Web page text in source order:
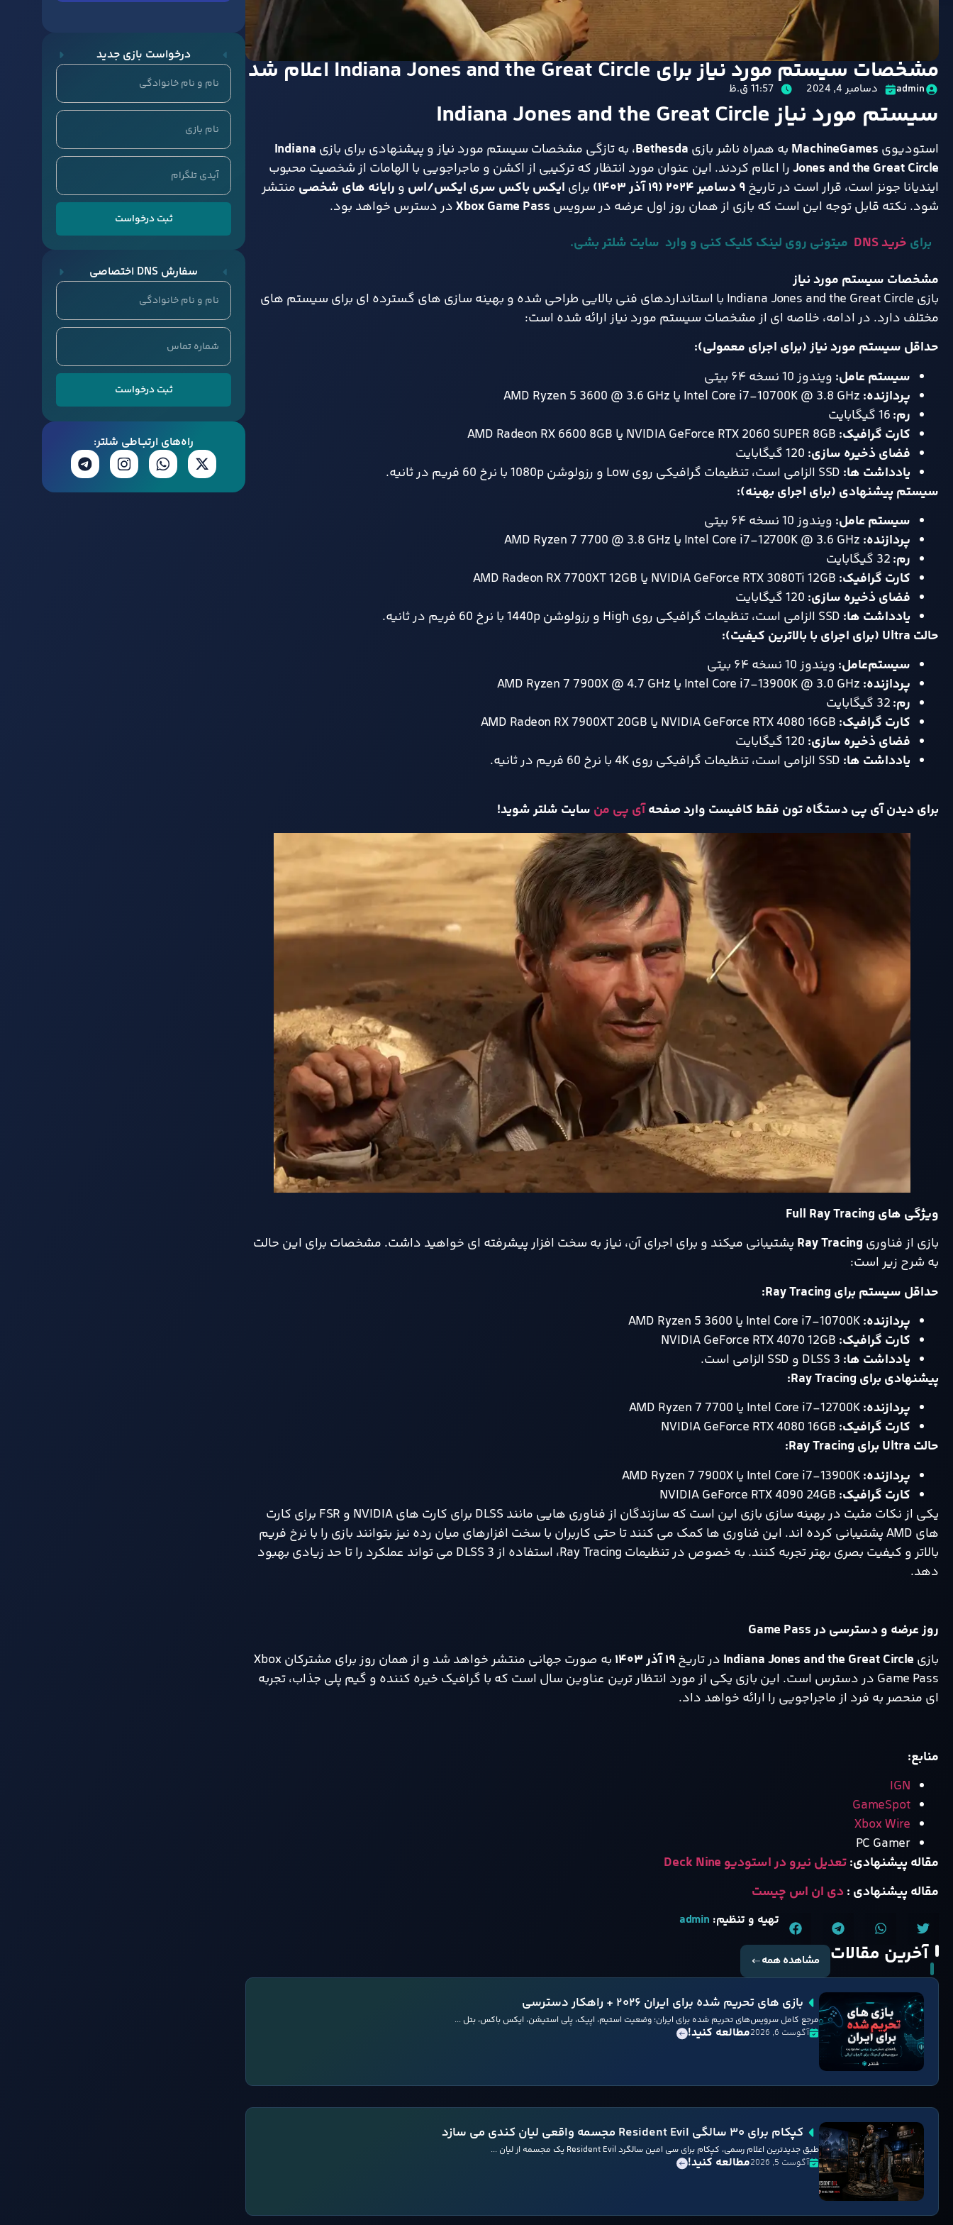
مشخصات سیستم مورد نیاز برای Indiana Jones and the Great Circle اعلام شد
admin دسامبر 4, 2024 11:57 ق.ظ
سیستم مورد نیازIndiana Jones and the Great Circle
استودیوی MachineGames به همراه ناشر بازی Bethesda، به‌ تازگی مشخصات سیستم مورد نیاز و پیشنهادی برای بازی Indiana
Jones and the Great Circleرا اعلام کردند. این عنوان مورد انتظار که ترکیبی از اکشن و ماجراجویی با الهامات از شخصیت محبوب
ایندیانا جونز است، قرار است در تاریخ۹دسامبر۲۰۲۴ (۱۹ آذر۱۴۰۳) برای ایکس‌ باکس سری ایکس/اس و رایانه‌ های شخصی منتشر
شود. نکته قابل توجه این است که بازی از همان روز اول عرضه در سرویس Xbox Game Passدر دسترس خواهد بود.
برای خرید DNS
میتونی روی لینک کلیک کنی و وارد سایت شلتر بشی.
مشخصات سیستم مورد نیاز
بازی Indiana Jones and the Great Circle با استانداردهای فنی بالایی طراحی شده و بهینه‌ سازی‌ های گسترده‌ ای برای سیستم‌ های
مختلف دارد. در ادامه، خلاصه‌ ای از مشخصات سیستم مورد نیاز ارائه شده است:
حداقل سیستم مورد نیاز (برای اجرای معمولی):
سیستم‌ عامل: ویندوز 10 نسخه ۶۴ بیتی
پردازنده:
رم:
کارت گرافیک:
فضای ذخیره‌ سازی:
یادداشت‌ ها:
سیستم پیشنهادی (برای اجرای بهینه):
سیستم‌ عامل: ویندوز 10 نسخه ۶۴ بیتی
پردازنده:
رم:
کارت گرافیک:
فضای ذخیره‌ سازی:
یادداشت‌ ها:
حالت
برای اجرای با بالاترین کیفیت):
سیستم‌عامل: ویندوز 10 نسخه ۶۴ بیتی
پردازنده:
رم:
کارت گرافیک:
فضای ذخیره‌ سازی:
یادداشت‌ ها:
برای دیدن آی پی دستگاه تون فقط کافیست وارد صفحهآی پی من سایت شلتر شوید!
ویژگی‌ های
بازی از فناوری Ray Tracing پشتیبانی میکند و برای اجرای آن، نیاز به سخت‌ افزار پیشرفته‌ ای خواهید داشت. مشخصات برای این حالت
به شرح زیر است:
حداقل سیستم برای
پردازنده:
کارت گرافیک:
یادداشت‌ ها:
پیشنهادی برای
پردازنده:
کارت گرافیک:
حالت
برای
پردازنده:
کارت گرافیک:
یکی از نکات مثبت در بهینه سازی بازی این است که سازندگان از فناوری هایی مانند DLSS برای کارت های NVIDIA و FSR برای کارت
های AMD پشتیبانی کرده اند. این فناوری ها کمک می کنند تا حتی کاربران با سخت افزارهای میان رده نیز بتوانند بازی را با نرخ فریم
بالاتر و کیفیت بصری بهتر تجربه کنند. به خصوص در تنظیمات Ray Tracing، استفاده از DLSS 3 می تواند عملکرد را تا حد زیادی بهبود
دهد.
روز عرضه و دسترسی درGame Pass
بازی Indiana Jones and the Great Circle در تاریخ۱۹آذر۱۴۰۳
به صورت جهانی منتشر خواهد شد و از همان روز برای مشترکان Xbox
Game Pass در دسترس است. این بازی یکی از مورد انتظار ترین عناوین سال است که با گرافیک خیره‌ کننده و گیم‌ پلی جذاب، تجربه‌
ای منحصر‌ به‌ فرد از ماجراجویی را ارائه خواهد داد.
منابع:
IGN
GameSpot
Xbox Wire
PC Gamer
مقاله پیشنهادی:تعدیل نیرو در استودیو Deck Nine
مقاله پیشنهادی : دی ان اس چیست
تهیه و تنظیم: admin
درخواست بازی جدید
ثبت درخواست
سفارش DNS اختصاصی
ثبت درخواست
راه‌های ارتبــاطی شلتر:
آخرین مقالات مشاهده همه
بازی های تحریم شده برای ایران ۲۰۲۶ + راهکار دسترسی
مرجع کامل سرویس‌های تحریم شده برای ایران؛ وضعیت استیم، اپیک، پلی استیشن، ایکس باکس، بتل ...
آگوست 6, 2026
مطالعه کنید!
کپکام برای ۳۰ سالگی Resident Evil مجسمه واقعی لیان کندی می سازد
طبق جدیدترین اعلام رسمی، کپکام برای سی امین سالگرد Resident Evil یک مجسمه از لیان ...
آگوست 5, 2026
مطالعه کنید!